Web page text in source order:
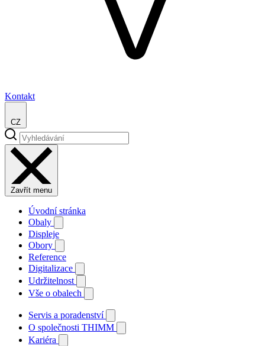
Kontakt
CZ
Zavřít menu
Úvodní stránka
Obaly
Displeje
Obory
Reference
Digitalizace
Udržitelnost
Vše o obalech
Servis a poradenství
O společnosti THIMM
Kariéra